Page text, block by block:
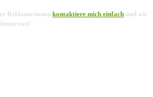
Reklamationen kontaktiere mich einfach und wir